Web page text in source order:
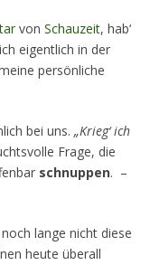
von Schauzeit, hab‘
eigentlich in der
persönliche
bei uns. „Krieg‘ ich
Frage, die
schnuppen. –
lange nicht diese
heute überall